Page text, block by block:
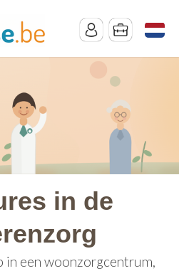
in de
een woonzorgcentrum,